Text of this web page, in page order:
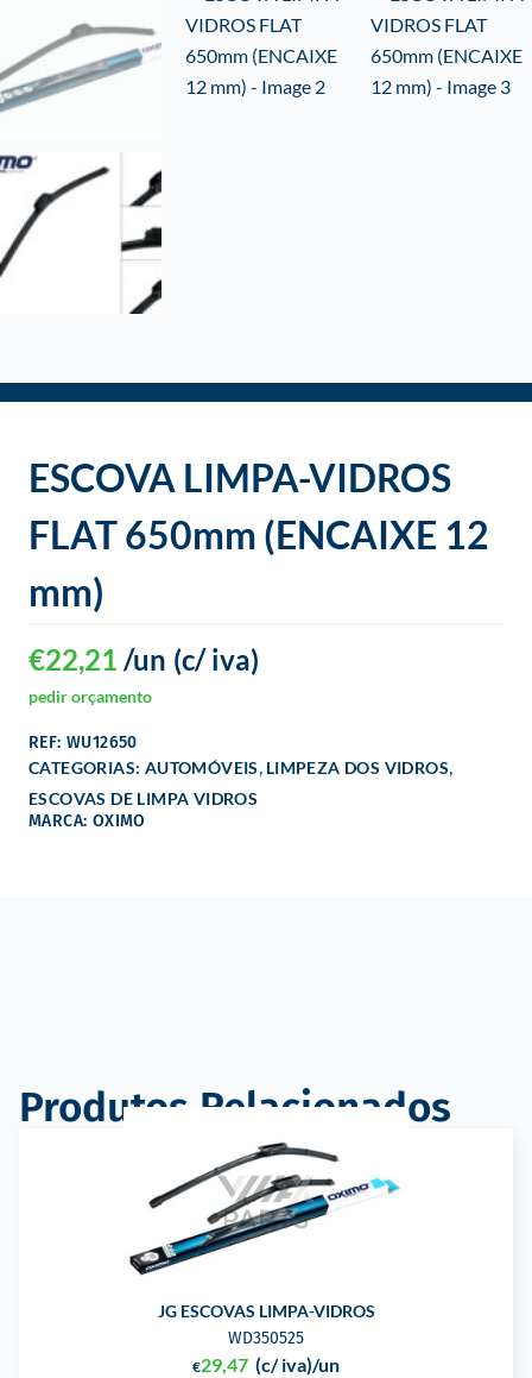
ESCOVA LIMPA-VIDROS
FLAT 650mm (ENCAIXE 12
mm)
€22,21 (c/ iva)
/un
pedir orçamento
REF: WU12650
CATEGORIAS: AUTOMÓVEIS, LIMPEZA DOS VIDROS,
ESCOVAS DE LIMPA VIDROS
MARCA: OXIMO
Produtos Relacionados
JG ESCOVAS LIMPA-VIDROS
WD350525
€29,47 (c/ iva)/un